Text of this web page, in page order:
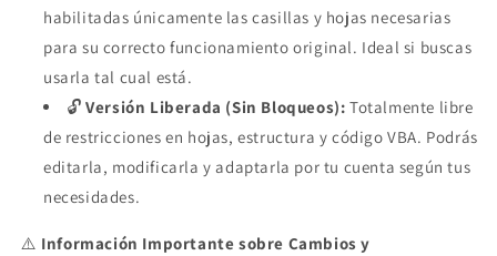
habilitadas únicamente las casillas y hojas necesarias
para su correcto funcionamiento original. Ideal si buscas
usarla tal cual está.
🔓Versión Liberada (Sin Bloqueos): Totalmente libre
de restricciones en hojas, estructura y código VBA. Podrás
editarla, modificarla y adaptarla por tu cuenta según tus
necesidades.
⚠️ Información Importante sobre Cambios y